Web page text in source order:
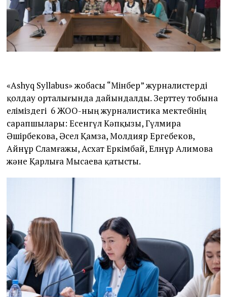
«Ashyq Syllabus» жобасы “Мінбер” журналистерді
қолдау орталығында дайындалды. Зерттеу тобына
еліміздегі 6 ЖОО-ның журналистика мектебінің
сарапшылары: Есенгүл Кәпқызы, Гүлмира
Әшірбекова, Әсел Қамза, Молдияр Ергебеков,
Айнұр Сламғажы, Асхат Еркімбай, Елнұр Алимова
және Қарлыға Мысаева қатысты.